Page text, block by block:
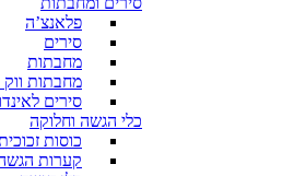
פלאנצ’ה
סירים
מחבתות
מחבתות ווק
סירים
כלי הגשה וחלוקה
כוסות
קערות